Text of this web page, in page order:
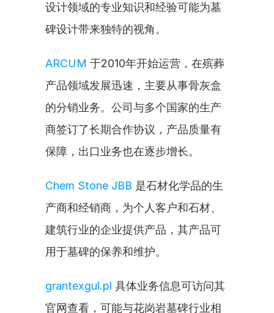
设计领域的专业知识和经验可能为墓
碑设计带来独特的视角。
ARCUM 于2010年开始运营，在殡葬
产品领域发展迅速，主要从事骨灰盒
的分销业务。公司与多个国家的生产
商签订了长期合作协议，产品质量有
保障，出口业务也在逐步增长。
Chem Stone JBB 是石材化学品的生
产商和经销商，为个人客户和石材、
建筑行业的企业提供产品，其产品可
用于墓碑的保养和维护。
grantexgul.pl 具体业务信息可访问其
官网查看，可能与花岗岩墓碑行业相